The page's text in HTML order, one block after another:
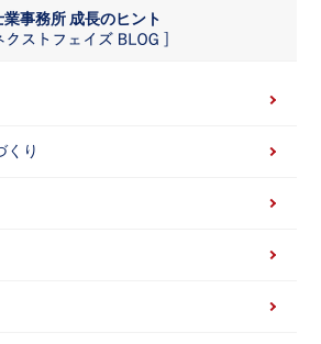
業事務所 成長のヒント
くり